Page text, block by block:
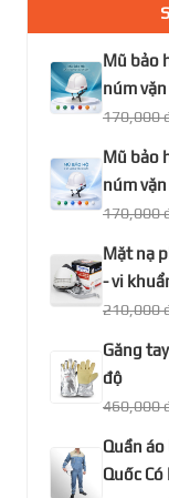
Mũ bảo
núm
170,000
Mũ bảo
núm
170,000
Mặt nạ
- vi
210,000
Găng
độ
460,000
Quần
Quốc